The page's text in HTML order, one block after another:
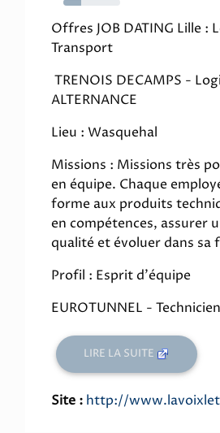
31%
Offres JOB DATING Lille :
Transport
TRENOIS DECAMPS -
ALTERNANCE
Lieu : Wasquehal
Missions : Missions très
en équipe. Chaque
forme aux produits
en compétences, assurer
qualité et évoluer dans sa
Profil : Esprit d'équipe
EUROTUNNEL -
LIRE LA SUITE
Site : http://